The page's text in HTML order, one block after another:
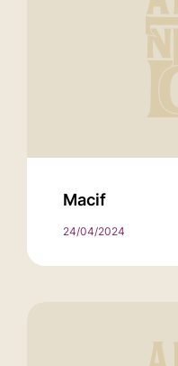
Macif
24/04/2024